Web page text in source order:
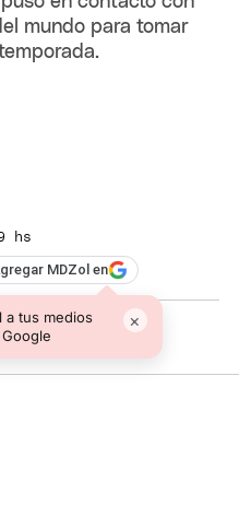
mundo para tomar
hs
MDZol en
a tus medios
×